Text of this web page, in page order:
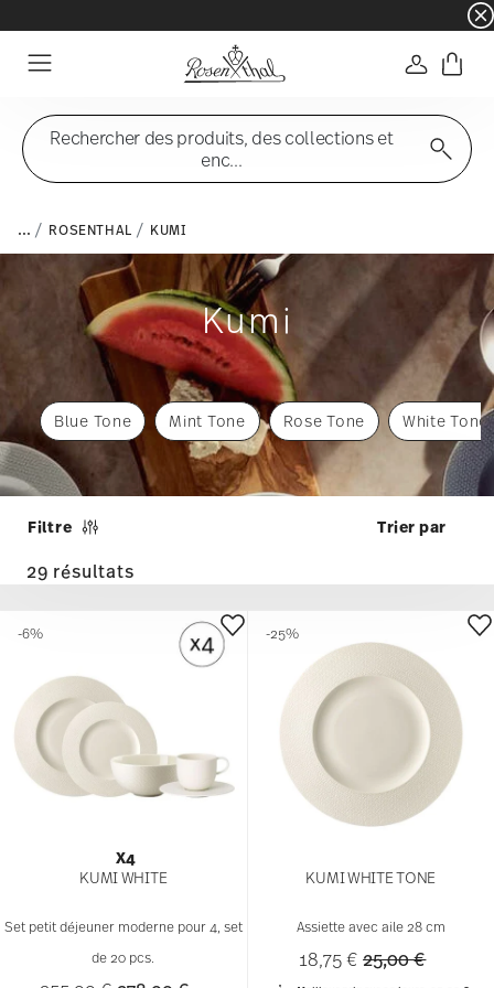
☀️ Summer SALE – Économisez encore plus
Rechercher des produits, des collections et
enc...
... ROSENTHAL KUMI
Kumi
Blue Tone Mint Tone Rose Tone White Tone
Filtre
29 résultats
X4
KUMI WHITE
Set petit déjeuner moderne pour 4, set
de 20 pcs.
-6%
KUMI WHITE TONE
Assiette avec aile 28 cm
18,75 €Price reduced
25,00 €to
-25%